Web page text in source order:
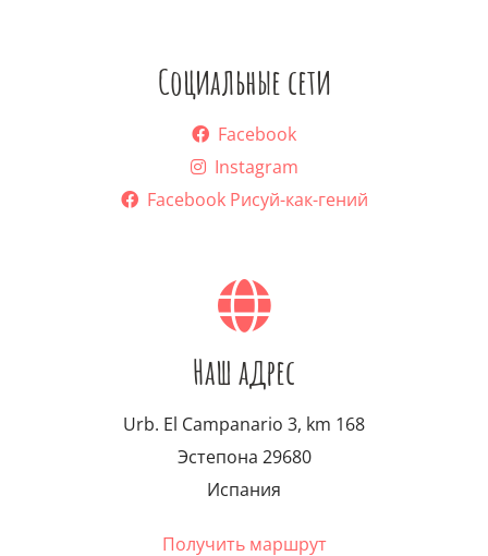
Социальные сети
Facebook
Instagram
Facebook Рисуй-как-гений
Наш адрес
Urb. El Campanario 3, km 168
Эстепона 29680
Испания
Получить маршрут